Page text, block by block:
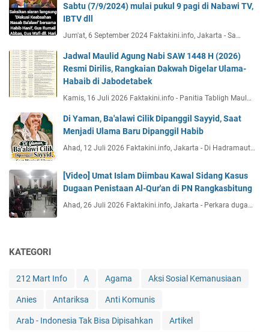
Sabtu (7/9/2024) mulai pukul 9 pagi di Nabawi TV,
IBTV dll
Jum'at, 6 September 2024 Faktakini.info, Jakarta - Sa…
Jadwal Maulid Agung Nabi SAW 1448 H (2026)
Resmi Dirilis, Rangkaian Dakwah Digelar Ulama-
Habaib di Jabodetabek
Kamis, 16 Juli 2026 Faktakini.info - Panitia Tabligh Maul…
Di Yaman, Ba'alawi Cilik Dipanggil Sayyid, Saat
Menjadi Ulama Baru Dipanggil Habib
Ahad, 12 Juli 2026 Faktakini.info, Jakarta - Di Hadramaut…
[Video] Umat Islam Diimbau Kawal Sidang Kasus
Dugaan Penistaan Al-Qur'an di PN Rangkasbitung
Ahad, 26 Juli 2026 Faktakini.info, Jakarta - Perkara duga…
KATEGORI
212 Mart Info A Agama Aksi Sosial Kemanusiaan
Anies Antariksa Anti Komunis
Arab - Indonesia Tak Bisa Dipisahkan Artikel